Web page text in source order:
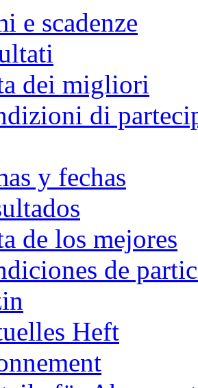
e scadenze
dei migliori
di
y fechas
de los mejores
de
Heft